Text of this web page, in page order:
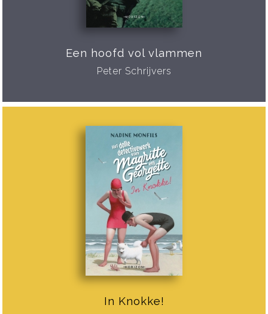
Een hoofd vol vlammen
Peter Schrijvers
In Knokke!